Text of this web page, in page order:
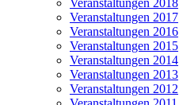
Veranstaltungen 2018
Veranstaltungen 2017
Veranstaltungen 2016
Veranstaltungen 2015
Veranstaltungen 2014
Veranstaltungen 2013
Veranstaltungen 2012